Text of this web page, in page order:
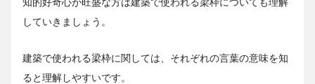
していきましょう。
建築で使われる梁枠に関しては、それぞれの言葉の意味を知
ると理解しやすいです。